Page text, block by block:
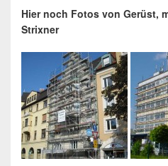
Hier noch Fotos von Gerüst,
Strixner